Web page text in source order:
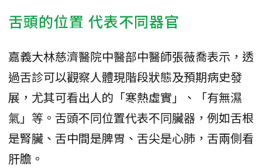
舌頭的位置 代表不同器官
嘉義大林慈濟醫院中醫部中醫師張薇喬表示，透
過舌診可以觀察人體現階段狀態及預期病史發
展，尤其可看出人的「寒熱虛實」、「有無濕
氣」等。舌頭不同位置代表不同臟器，例如舌根
是腎臟、舌中間是脾胃、舌尖是心肺，舌兩側看
肝膽。